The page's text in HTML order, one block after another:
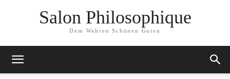
Salon Philosophique
Dem Wahren Schönen Guten